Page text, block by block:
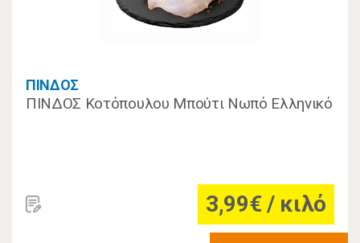
ΠΙΝΔΟΣ
ΠΙΝΔΟΣ Κοτόπουλου Μπούτι Νωπό Ελληνικό
3,99€ / κιλό